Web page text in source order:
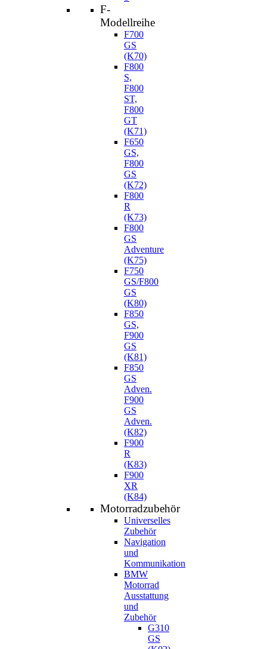
F-
Modellreihe
F700
GS
(K70)
F800
S,
F800
ST,
F800
GT
(K71)
F650
GS,
F800
GS
(K72)
F800
R
(K73)
F800
GS
Adventure
(K75)
F750
GS/F800
GS
(K80)
F850
GS,
F900
GS
(K81)
F850
GS
Adven.
F900
GS
Adven.
(K82)
F900
R
(K83)
F900
XR
(K84)
Motorradzubehör
Universelles
Zubehör
Navigation
und
Kommunikation
BMW
Motorrad
Ausstattung
und
Zubehör
G310
GS